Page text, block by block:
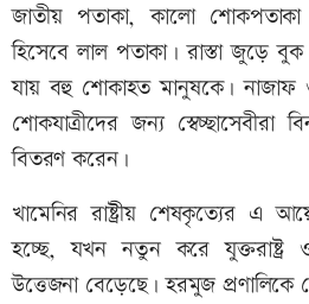
জাতীয় পতাকা, কালো শোকপতাকা
হিসেবে লাল পতাকা। রাস্তা জুড়ে
যায় বহু শোকাহত মানুষকে। নাজাফ
শোকযাত্রীদের জন্য স্বেচ্ছাসেবীরা
বিতরণ করেন।
খামেনির রাষ্ট্রীয় শেষকৃত্যের এ
হচ্ছে, যখন নতুন করে যুক্তরাষ্ট্র
উত্তেজনা বেড়েছে। হরমুজ প্রণালিকে